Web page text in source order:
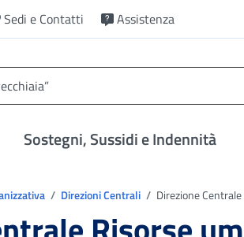
Sedi e Contatti Assistenza
Sostegni, Sussidi e Indennità
Direzioni Centrali Direzione